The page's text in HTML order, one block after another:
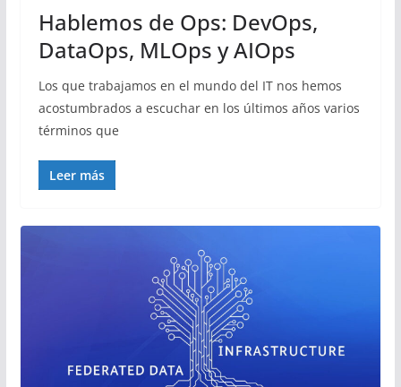
Hablemos de Ops: DevOps,
DataOps, MLOps y AIOps
Los que trabajamos en el mundo del IT nos hemos
acostumbrados a escuchar en los últimos años varios
términos que
Leer más